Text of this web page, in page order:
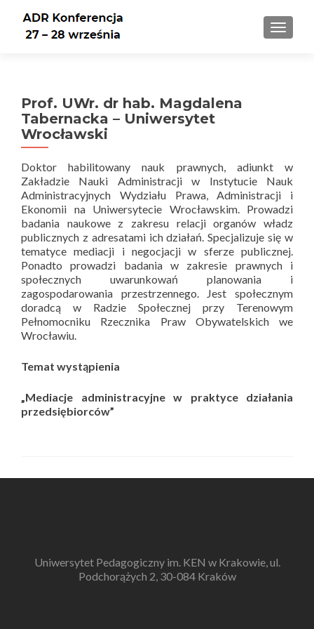
Prof. UWr. dr hab. Magdalena
Tabernacka – Uniwersytet
Wrocławski
Doktor habilitowany nauk prawnych, adiunkt w
Zakładzie Nauki Administracji w Instytucie Nauk
Administracyjnych Wydziału Prawa, Administracji i
Ekonomii na Uniwersytecie Wrocławskim. Prowadzi
badania naukowe z zakresu relacji organów władz
publicznych z adresatami ich działań. Specjalizuje się w
tematyce mediacji i negocjacji w sferze publicznej.
Ponadto prowadzi badania w zakresie prawnych i
społecznych uwarunkowań planowania i
zagospodarowania przestrzennego. Jest społecznym
doradcą w Radzie Społecznej przy Terenowym
Pełnomocniku Rzecznika Praw Obywatelskich we
Wrocławiu.
Temat wystąpienia
„Mediacje administracyjne w praktyce działania
przedsiębiorców”
Uniwersytet Pedagogiczny im. KEN w Krakowie, ul.
Podchorążych 2, 30-084 Kraków